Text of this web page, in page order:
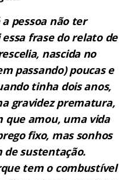
pessoa não ter
frase do relato de
nascida no
passando) poucas e
tinha dois anos,
gravidez prematura,
que amou, uma vida
fixo, mas sonhos
de sustentação.
tem o combustível